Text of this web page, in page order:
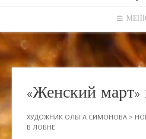
«Женский
ХУДОЖНИК ОЛЬГА СИМОНОВА >
В ЛОБНЕ